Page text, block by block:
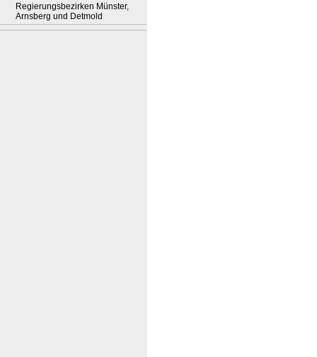
Regierungsbezirken Münster,
Arnsberg und Detmold